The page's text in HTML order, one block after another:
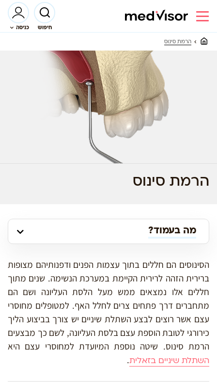
חיפוש כניסה
הרמת סינוס
הרמת סינוס
מה בעמוד?
הסינוסים הם חללים בתוך עצמות הפנים ודפנותיהם מצופות
ברירית הזהה לרירית הקיימת במערכת הנשימה. שנים מתוך
חללים אלו נמצאים ממש מעל הלסת העליונה ושם הם
מתחברים דרך פתחים צרים לחלל האף. למטופלים מחוסרי
עצם אשר רוצים לבצע השתלת שיניים יש צורך בביצוע הליך
כירורגי לטובת הוספת עצם בלסת העליונה, לשם כך מבצעים
הרמת סינוס. שיטה נוספת המיועדת למחוסרי עצם היא
השתלת שיניים בזאלית.